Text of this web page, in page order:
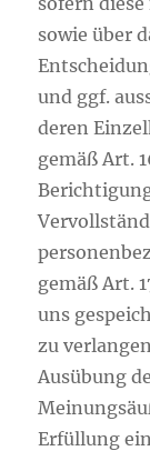
sowie über
und ggf.
deren
gemäß Art.
gemäß Art.
uns
zu
Ausübung
Erfüllung